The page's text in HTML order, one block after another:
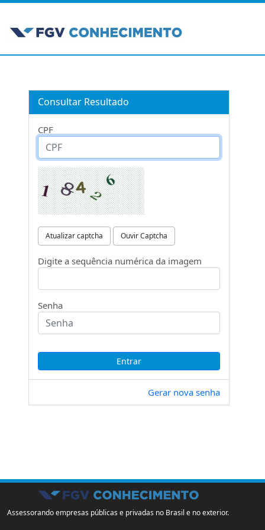
Consultar Resultado
CPF
Atualizar captcha Ouvir Captcha
Digite a sequência numérica da imagem
Senha
Gerar nova senha
Assessorando empresas públicas e privadas no Brasil e no exterior.